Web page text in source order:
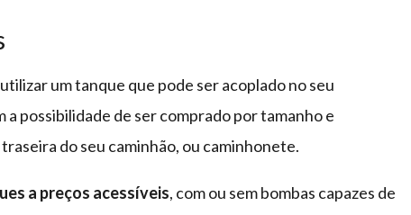
um tanque que pode ser acoplado no seu
a possibilidade de ser comprado por tamanho e
do seu caminhão, ou caminhonete.
a preços acessíveis, com ou sem bombas capazes de